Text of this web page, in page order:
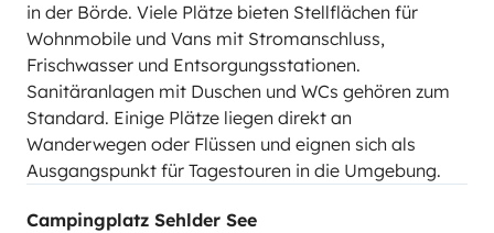
in der Börde. Viele Plätze bieten Stellflächen für
Wohnmobile und Vans mit Stromanschluss,
Frischwasser und Entsorgungsstationen.
Sanitäranlagen mit Duschen und WCs gehören zum
Standard. Einige Plätze liegen direkt an
Wanderwegen oder Flüssen und eignen sich als
Ausgangspunkt für Tagestouren in die Umgebung.
Campingplatz Sehlder See